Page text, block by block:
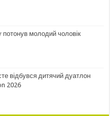
потонув молодий чоловік
відбувся дитячий дуатлон
2026